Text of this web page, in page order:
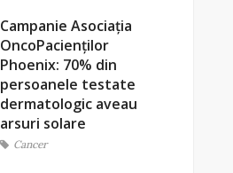
Campanie Asociația
OncoPacienților
Phoenix: 70% din
persoanele testate
dermatologic aveau
arsuri solare
Cancer